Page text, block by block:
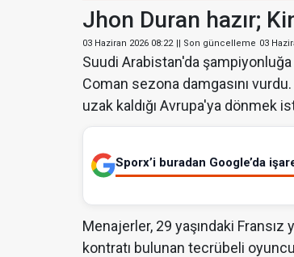
Jhon Duran hazır;
03 Haziran 2026 08:22 || Son güncelleme 03
Suudi Arabistan'da
Coman sezona damgasını
uzak kaldığı Avrupa'ya dönmek
Sporx’i buradan Google’da
Menajerler, 29 yaşındaki Fransız
kontratı bulunan tecrübeli